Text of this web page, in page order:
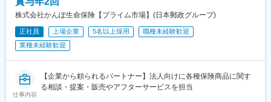
駅、おもろまち駅、てだこ浦西駅、松本駅、長野駅、新潟駅、富
静岡駅、藤枝駅、浜松駅、新川駅(愛知県)、東岡崎駅、熱田神宮伝
馬町駅、勝川駅、久屋大通駅、一社駅、中村公園駅、西一宮駅、
駅、徳山駅、宇部新川駅、下関駅、瓦町駅、南堀端駅、眉山ロー
プウェイ山麓駅、高知橋駅、三越前駅、麻生駅、大通駅、新札幌
株式会社かんぽ生命保険【プライム市場】(日本郵政グループ)
正社員 上場企業 5名以上採用
職種未経験歓迎
業種未経験歓迎
仕事内容
【企業から頼られるパートナー】法人向けに各種保険商品に関す
る相談・提案・販売やアフターサービスを担当